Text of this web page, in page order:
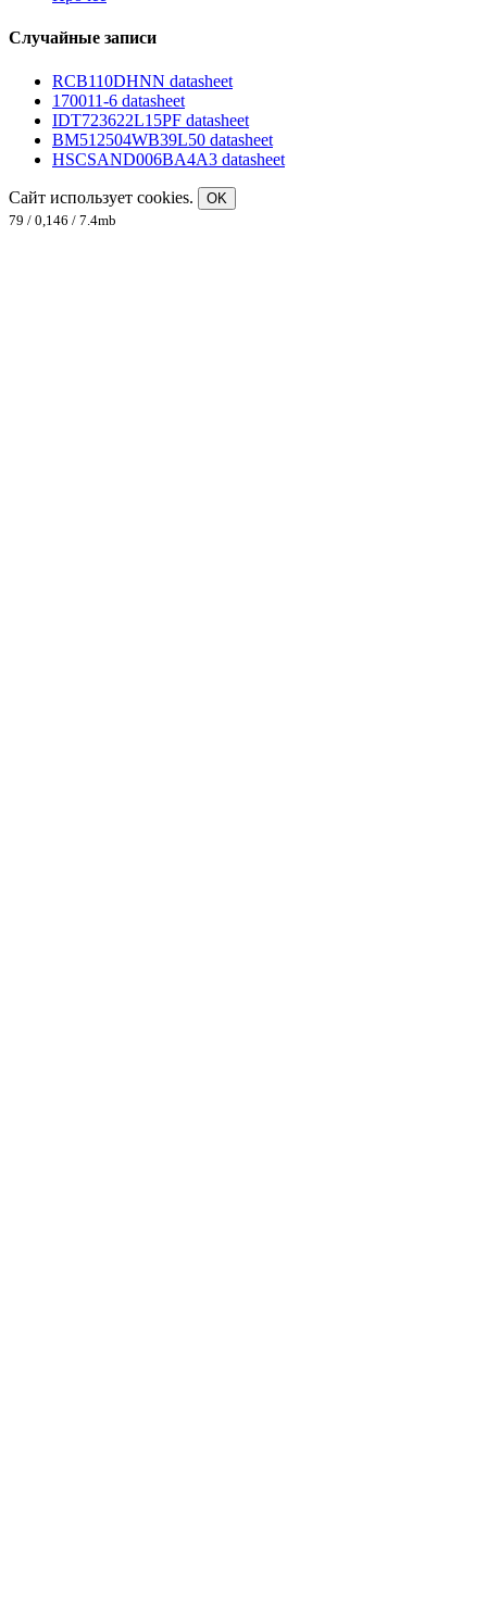
Случайные записи
RCB110DHNN datasheet
170011-6 datasheet
IDT723622L15PF datasheet
BM512504WB39L50 datasheet
HSCSAND006BA4A3 datasheet
Сайт использует cookies.
OK
79 / 0,146 / 7.4mb